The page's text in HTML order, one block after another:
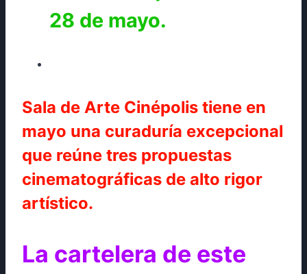
28 de mayo.
Sala de Arte Cinépolis tiene en
mayo una curaduría excepcional
que reúne tres propuestas
cinematográficas de alto rigor
artístico.
La cartelera de este